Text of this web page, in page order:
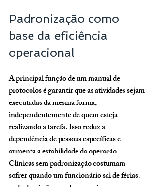
Padronização como
base da eficiência
operacional
A principal função de um manual de
protocolos é garantir que as atividades sejam
executadas da mesma forma,
independentemente de quem esteja
realizando a tarefa. Isso reduz a
dependência de pessoas específicas e
aumenta a estabilidade da operação.
Clínicas sem padronização costumam
sofrer quando um funcionário sai de férias,